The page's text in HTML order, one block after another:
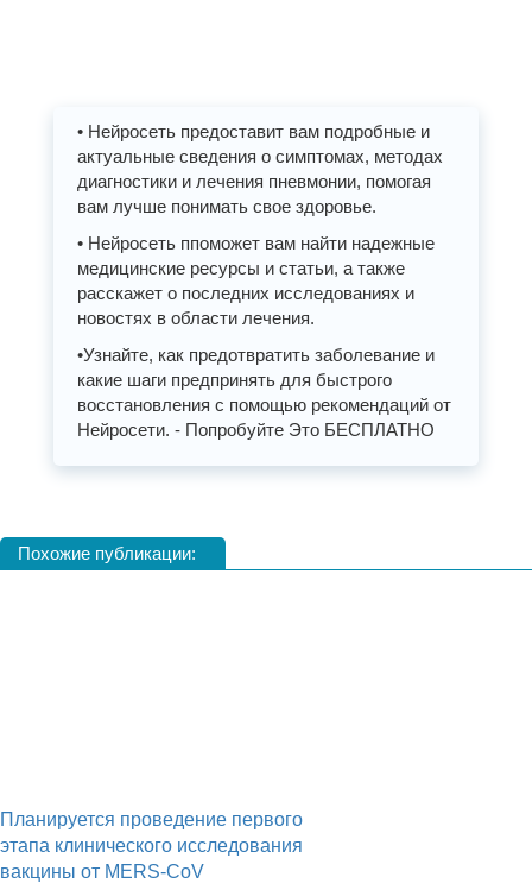
• Нейросеть предоставит вам подробные и
актуальные сведения о симптомах, методах
диагностики и лечения пневмонии, помогая
вам лучше понимать свое здоровье.
• Нейросеть ппоможет вам найти надежные
медицинские ресурсы и статьи, а также
расскажет о последних исследованиях и
новостях в области лечения.
•Узнайте, как предотвратить заболевание и
какие шаги предпринять для быстрого
восстановления с помощью рекомендаций от
Нейросети. - Попробуйте Это БЕСПЛАТНО
Похожие публикации:
Планируется проведение первого
этапа клинического исследования
вакцины от MERS-CoV